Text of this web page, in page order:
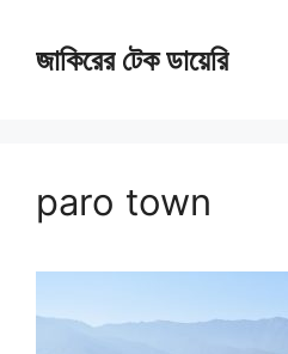
জাকিরের টেক ডায়েরি
paro town